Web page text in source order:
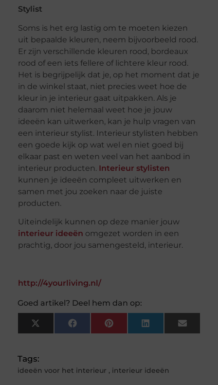
Stylist
Soms is het erg lastig om te moeten kiezen
uit bepaalde kleuren, neem bijvoorbeeld rood.
Er zijn verschillende kleuren rood, bordeaux
rood of een iets fellere of lichtere kleur rood.
Het is begrijpelijk dat je, op het moment dat je
in de winkel staat, niet precies weet hoe de
kleur in je interieur gaat uitpakken. Als je
daarom niet helemaal weet hoe je jouw
ideeën kan uitwerken, kan je hulp vragen van
een interieur stylist. Interieur stylisten hebben
een goede kijk op wat wel en niet goed bij
elkaar past en weten veel van het aanbod in
interieur producten. Interieur stylisten
kunnen je ideeën compleet uitwerken en
samen met jou zoeken naar de juiste
producten.
Uiteindelijk kunnen op deze manier jouw
interieur ideeën omgezet worden in een
prachtig, door jou samengesteld, interieur.
http://4yourliving.nl/
Goed artikel? Deel hem dan op:
X
(Twitter)
FacebookPinterestLinkedInEmail
Tags:
ideeën voor het interieur , interieur ideeën